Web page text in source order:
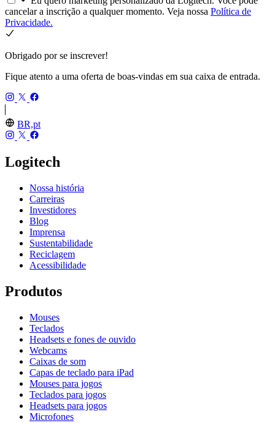
cancelar a inscrição a qualquer momento. Veja nossa Política de
Privacidade.
Obrigado por se inscrever!
Fique atento a uma oferta de boas-vindas em sua caixa de entrada.
BR,pt
Logitech
Nossa história
Carreiras
Investidores
Blog
Imprensa
Sustentabilidade
Reciclagem
Acessibilidade
Produtos
Mouses
Teclados
Headsets e fones de ouvido
Webcams
Caixas de som
Capas de teclado para iPad
Mouses para jogos
Teclados para jogos
Headsets para jogos
Microfones